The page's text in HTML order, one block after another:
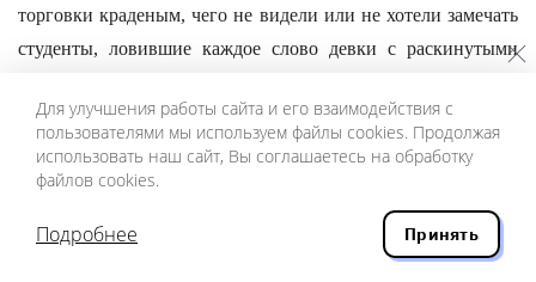
торговки краденым, чего не видели или не хотели замечать
студенты, ловившие каждое слово девки с раскинутыми
воспитательным тоном, она запрещала, и даже если студент
всего лишь переспрашивал, она обрывала его так, что ответ
напоминал оплеуху или зуботычину. По этой манере
затыкать рты и превращать диспут в монолог Гастев
догадался: не методистка, а какая-то комсомольская
Для улучшения работы сайта и его взаимодействия с
пользователями мы используем файлы cookies. Продолжая
использовать наш сайт, Вы соглашаетесь на обработку
файлов cookies.
Подробнее Принять